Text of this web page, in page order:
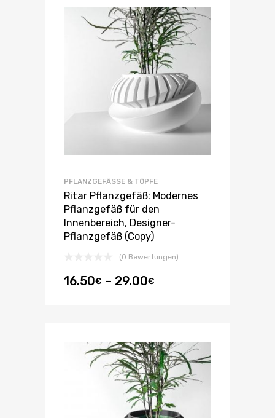
PFLANZGEFÄSSE & TÖPFE
Ritar Pflanzgefäß: Modernes
Pflanzgefäß für den
Innenbereich, Designer-
Pflanzgefäß (Copy)
(0 Bewertungen)
16.50€ – 29.00€